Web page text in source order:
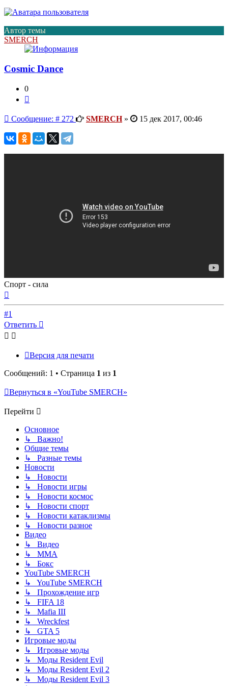
Автор темы
SMERCH
Cosmic Dance
0
Сообщение: # 272 Сообщение
SMERCH» 15 дек 2017, 00:46
Спорт - сила
началу
#1
Ответить
Версия для печати
Сообщений: 1 • Страница 1 из 1
Вернуться в «YouTube SMERCH»
Перейти
Основное
↳ Важно!
Общие темы
↳ Разные темы
Новости
↳ Новости
↳ Новости игры
↳ Новости космос
↳ Новости спорт
↳ Новости катаклизмы
↳ Новости разное
Видео
↳ Видео
↳ ММА
↳ Бокс
YouTube SMERCH
↳ YouTube SMERCH
↳ Прохождение игр
↳ FIFA 18
↳ Mafia III
↳ Wreckfest
↳ GTA 5
Игровые моды
↳ Игровые моды
↳ Моды Resident Evil
↳ Моды Resident Evil 2
↳ Моды Resident Evil 3